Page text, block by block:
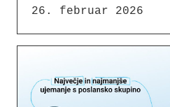
26. februar 2026